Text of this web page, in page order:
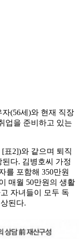
(56세)와 현재 직장
업을 준비하고 있는
표2])와 같으며 퇴직
다. 김병호씨 가정
를 포함해 350만원
매월 50만원의 생활
자녀들이 모두 독
된다.